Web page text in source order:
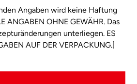
Angaben wird keine Haftung
ANGABEN OHNE GEWÄHR. Das
unterliegen. ES
AUF DER VERPACKUNG.]